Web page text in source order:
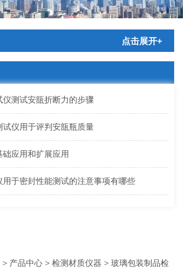
点击展开+
仪测试安瓿折断力的步骤
试仪用于评判安瓿瓶质量
应用和扩展应用
用于密封性能测试的注意事项有哪些
> 产品中心>检测材质仪器 >玻璃包装制品检